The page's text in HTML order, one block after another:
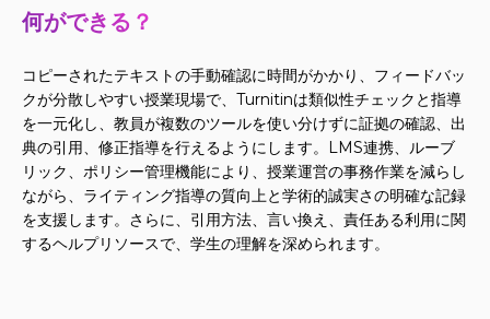
何ができる？
コピーされたテキストの手動確認に時間がかかり、フィードバッ
クが分散しやすい授業現場で、Turnitinは類似性チェックと指導
を一元化し、教員が複数のツールを使い分けずに証拠の確認、出
典の引用、修正指導を行えるようにします。LMS連携、ルーブ
リック、ポリシー管理機能により、授業運営の事務作業を減らし
ながら、ライティング指導の質向上と学術的誠実さの明確な記録
を支援します。さらに、引用方法、言い換え、責任ある利用に関
するヘルプリソースで、学生の理解を深められます。